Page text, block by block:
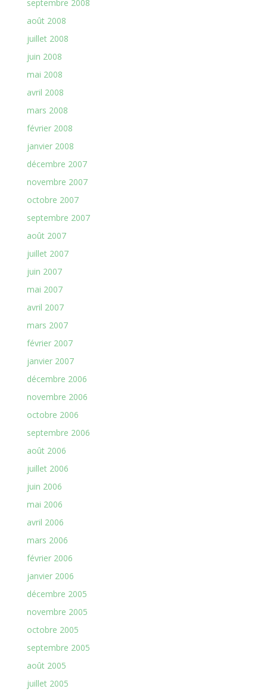
septembre 2008
août 2008
juillet 2008
juin 2008
mai 2008
avril 2008
mars 2008
février 2008
janvier 2008
décembre 2007
novembre 2007
octobre 2007
septembre 2007
août 2007
juillet 2007
juin 2007
mai 2007
avril 2007
mars 2007
février 2007
janvier 2007
décembre 2006
novembre 2006
octobre 2006
septembre 2006
août 2006
juillet 2006
juin 2006
mai 2006
avril 2006
mars 2006
février 2006
janvier 2006
décembre 2005
novembre 2005
octobre 2005
septembre 2005
août 2005
juillet 2005